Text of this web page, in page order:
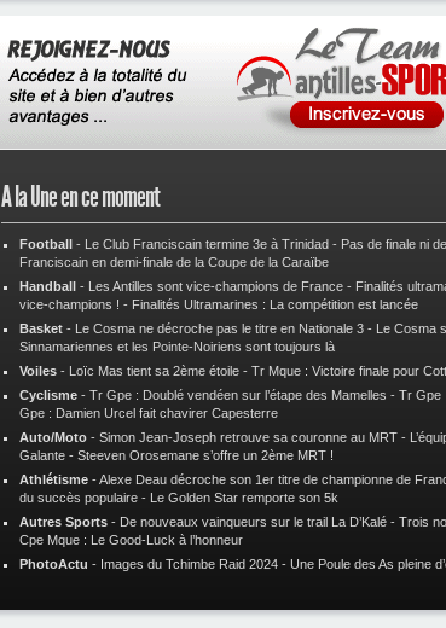
A la Une en ce moment
Football - Le Club Franciscain termine 3e à Trinidad - Pas de finale ni
Franciscain en demi-finale de la Coupe de la Caraïbe
Handball - Les Antilles sont vice-champions de France - Finalités
vice-champions ! - Finalités Ultramarines : La compétition est lancée
Basket - Le Cosma ne décroche pas le titre en Nationale 3 - Le Cosma
Sinnamariennes et les Pointe-Noiriens sont toujours là
Voiles - Loïc Mas tient sa 2ème étoile - Tr Mque : Victoire finale pour
Cyclisme - Tr Gpe : Doublé vendéen sur l’étape des Mamelles - Tr Gpe
Gpe : Damien Urcel fait chavirer Capesterre
Auto/Moto - Simon Jean-Joseph retrouve sa couronne au MRT -
Galante - Steeven Orosemane s’offre un 2ème MRT !
Athlétisme -Alexe Deau décroche son 1er titre de championne de
du succès populaire - Le Golden Star remporte son 5k
Autres Sports - De nouveaux vainqueurs sur le trail La D’Kalé - Trois
Cpe Mque : Le Good-Luck à l’honneur
PhotoActu - Images du Tchimbe Raid 2024 - Une Poule des As pleine